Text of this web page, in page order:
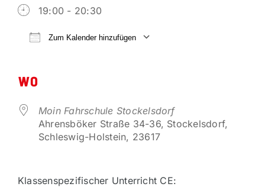
19:00 - 20:30
Zum Kalender hinzufügen
WO
Moin Fahrschule Stockelsdorf
Ahrensböker Straße 34-36, Stockelsdorf,
Schleswig-Holstein, 23617
Klassenspezifischer Unterricht CE: